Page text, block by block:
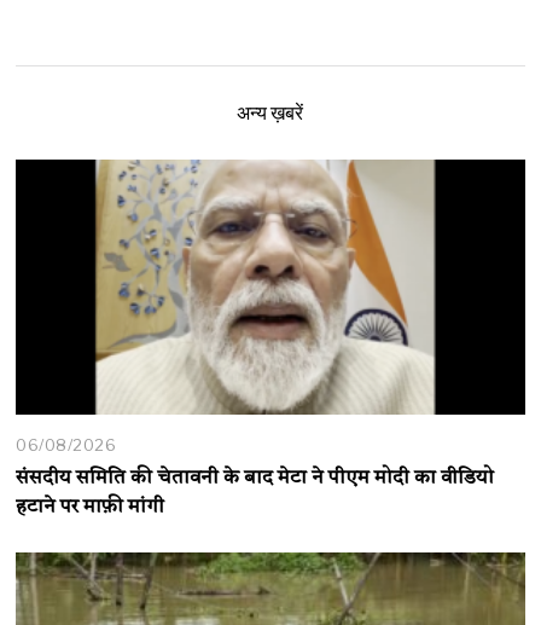
अन्य ख़बरें
06/08/2026
संसदीय समिति की चेतावनी के बाद मेटा ने पीएम मोदी का वीडियो
हटाने पर माफ़ी मांगी